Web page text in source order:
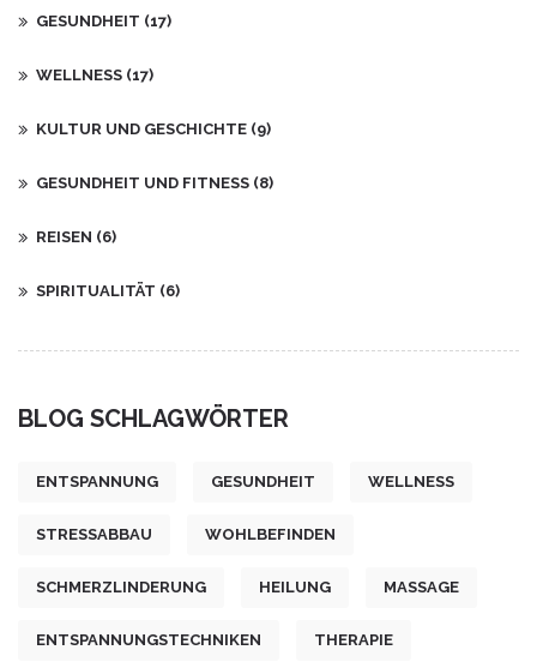
GESUNDHEIT (17)
WELLNESS (17)
KULTUR UND GESCHICHTE (9)
GESUNDHEIT UND FITNESS (8)
REISEN (6)
SPIRITUALITÄT (6)
BLOG SCHLAGWÖRTER
ENTSPANNUNG GESUNDHEIT WELLNESS
STRESSABBAU WOHLBEFINDEN
SCHMERZLINDERUNG HEILUNG MASSAGE
ENTSPANNUNGSTECHNIKEN THERAPIE